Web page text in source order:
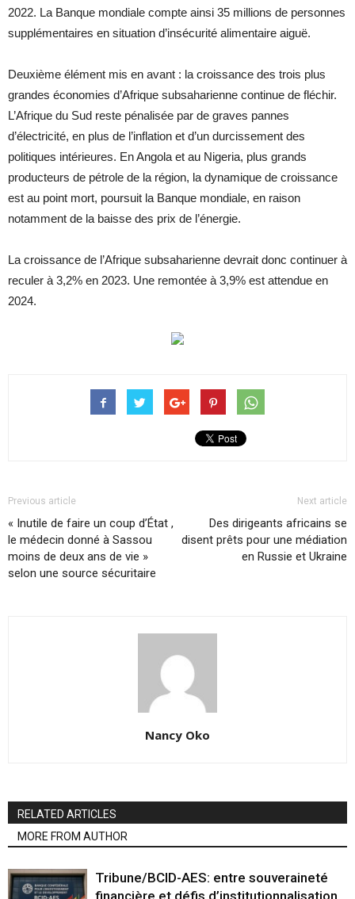
2022. La Banque mondiale compte ainsi 35 millions de personnes
supplémentaires en situation d’insécurité alimentaire aiguë.
Deuxième élément mis en avant : la croissance des trois plus
grandes économies d’Afrique subsaharienne continue de fléchir.
L’Afrique du Sud reste pénalisée par de graves pannes
d’électricité, en plus de l’inflation et d’un durcissement des
politiques intérieures. En Angola et au Nigeria, plus grands
producteurs de pétrole de la région, la dynamique de croissance
est au point mort, poursuit la Banque mondiale, en raison
notamment de la baisse des prix de l’énergie.
La croissance de l’Afrique subsaharienne devrait donc continuer à
reculer à 3,2% en 2023. Une remontée à 3,9% est attendue en
2024.
Previous article
« Inutile de faire un coup d’État ,
le médecin donné à Sassou
moins de deux ans de vie »
selon une source sécuritaire
Next article
Des dirigeants africains se
disent prêts pour une médiation
en Russie et Ukraine
Nancy Oko
RELATED ARTICLES
MORE FROM AUTHOR
Tribune/BCID-AES: entre souveraineté